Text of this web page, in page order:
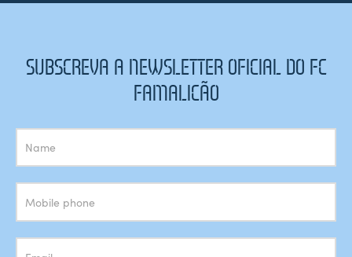
SUBSCREVA A NEWSLETTER OFICIAL DO FC
FAMALICÃO
Subscrição
Newsletter